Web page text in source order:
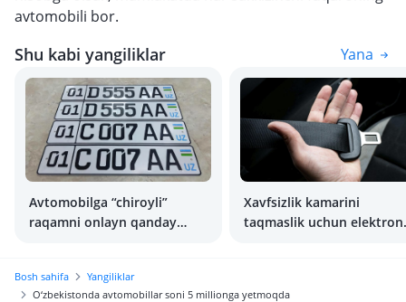
avtomobili bor.
Shu kabi yangiliklar Yana
Avtomobilga “chiroyli”
raqamni onlayn qanday
Xavfsizlik kamarini
taqmaslik uchun elektron
Bosh sahifa
Yangiliklar
O‘zbekistonda avtomobillar soni 5 millionga yetmoqda